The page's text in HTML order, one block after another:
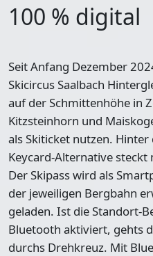
100 % digital
Seit Anfang Dezember
Skicircus Saalbach
auf der Schmittenhöhe in
Kitzsteinhorn und
als Skiticket nutzen.
Keycard-Alternative steckt
Der Skipass wird als
der jeweiligen Bergbahn
geladen. Ist die Standort-
Bluetooth aktiviert, gehts
durchs Drehkreuz. Mit